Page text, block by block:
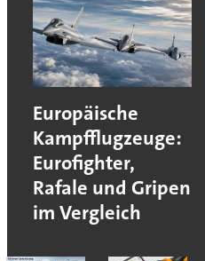
Europäische
Kampfflugzeuge:
Eurofighter,
Rafale und Gripen
im Vergleich